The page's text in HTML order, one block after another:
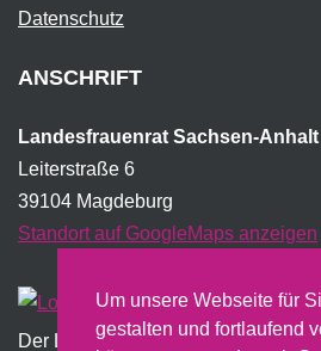
Um unsere Webseite für
gestalten und fortlaufend
Datenschutz
ANSCHRIFT
Landesfrauenrat Sachsen-Anhalt
Leiterstraße 6
39104 Magdeburg
Standort auf GoogleMaps anzeigen
Der Landesfrauenrat wird